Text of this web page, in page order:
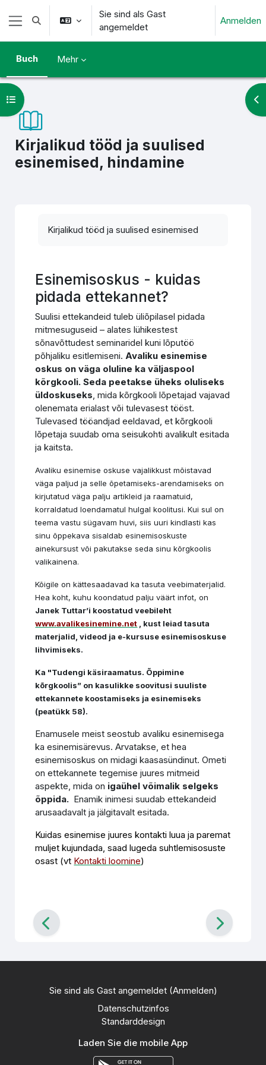
Zum Hauptinhalt
Website-Übersicht
Sucheingabe umschalten
Sie sind als Gast
angemeldet
Anmelden
Buch Mehr
Kirjalikud tööd ja suulised
esinemised, hindamine
Kursindex öffnen
Kirjalikud tööd ja suulised esinemised
Esinemisoskus - kuidas
pidada ettekannet?
Suulisi ettekandeid tuleb üliõpilasel pidada
mitmesuguseid – alates lühikestest
sõnavõttudest seminaridel kuni lõputöö
põhjaliku esitlemiseni.Avaliku esinemise
oskus on väga oluline ka väljaspool
kõrgkooli. Seda peetakse üheks oluliseks
üldoskuseks, mida kõrgkooli lõpetajad vajavad
olenemata erialast või tulevasest tööst.
Tulevased tööandjad eeldavad, et kõrgkooli
lõpetaja suudab oma seisukohti avalikult esitada
ja kaitsta.
Avaliku esinemise oskuse vajalikkust mõistavad
väga paljud ja selle õpetamiseks-arendamiseks on
kirjutatud väga palju artikleid ja raamatuid,
korraldatud loendamatul hulgal koolitusi. Kui sul on
teema vastu sügavam huvi, siis uuri kindlasti kas
sinu õppekava sisaldab esinemisoskuste
ainekursust või pakutakse seda sinu kõrgkoolis
valikainena.
Kõigile on kättesaadavad ka tasuta veebimaterjalid.
Hea koht, kuhu koondatud palju väärt infot, on
Janek Tuttar’i koostatud veebileht
www.avalikesinemine.net , kust leiad tasuta
materjalid, videod ja e-kursuse esinemisoskuse
lihvimiseks.
Ka "Tudengi käsiraamatus. Õppimine
kõrgkoolis” on kasulikke soovitusi suuliste
ettekannete koostamiseks ja esinemiseks
(peatükk 58).
Enamusele meist seostub avaliku esinemisega
ka esinemisärevus. Arvatakse, et hea
esinemisoskus on midagi kaasasündinut. Ometi
on ettekannete tegemise juures mitmeid
aspekte, mida on igaühel võimalik selgeks
õppida. Enamik inimesi suudab ettekandeid
arusaadavalt ja jälgitavalt esitada.
Kuidas esinemise juures kontakti luua ja paremat
muljet kujundada, saad lugeda suhtlemisosuste
osast (vt Kontakti loomine)
Sie sind als Gast angemeldet (Anmelden)
Datenschutzinfos
Standarddesign
Laden Sie die mobile App